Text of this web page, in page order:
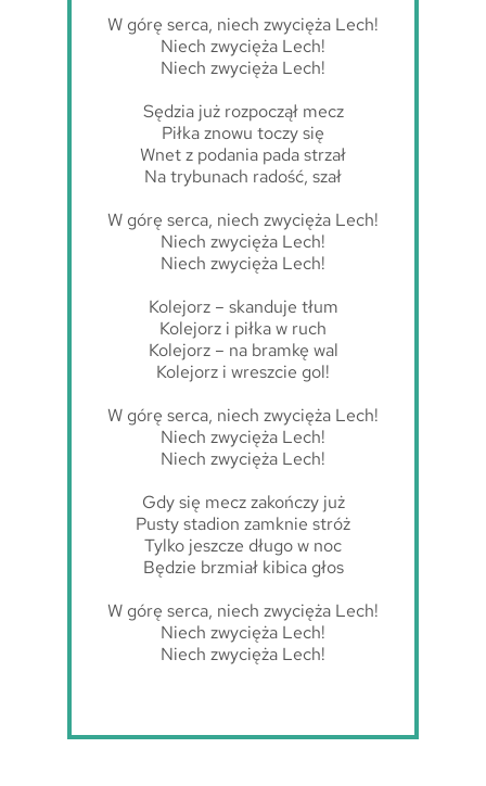
W górę serca, niech zwycięża Lech!
Niech zwycięża Lech!
Niech zwycięża Lech!
Sędzia już rozpoczął mecz
Piłka znowu toczy się
Wnet z podania pada strzał
Na trybunach radość, szał
W górę serca, niech zwycięża Lech!
Niech zwycięża Lech!
Niech zwycięża Lech!
Kolejorz – skanduje tłum
Kolejorz i piłka w ruch
Kolejorz – na bramkę wal
Kolejorz i wreszcie gol!
W górę serca, niech zwycięża Lech!
Niech zwycięża Lech!
Niech zwycięża Lech!
Gdy się mecz zakończy już
Pusty stadion zamknie stróż
Tylko jeszcze długo w noc
Będzie brzmiał kibica głos
W górę serca, niech zwycięża Lech!
Niech zwycięża Lech!
Niech zwycięża Lech!